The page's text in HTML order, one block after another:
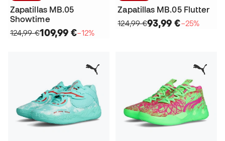
Zapatillas MB.05
Showtime
124,99 €109,99 €−12%
Zapatillas MB.05 Flutter
124,99 €93,99 €−25%